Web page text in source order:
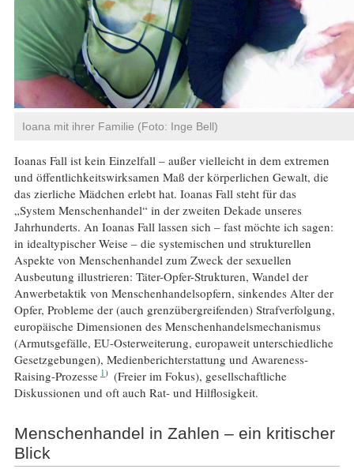
Ioana mit ihrer Familie (Foto: Inge Bell)
Ioanas Fall ist kein Einzelfall – außer vielleicht in dem extremen
und öffentlichkeitswirksamen Maß der körperlichen Gewalt, die
das zierliche Mädchen erlebt hat. Ioanas Fall steht für das
„System Menschenhandel“ in der zweiten Dekade unseres
Jahrhunderts. An Ioanas Fall lassen sich – fast möchte ich sagen:
in idealtypischer Weise – die systemischen und strukturellen
Aspekte von Menschenhandel zum Zweck der sexuellen
Ausbeutung illustrieren: Täter-Opfer-Strukturen, Wandel der
Anwerbetaktik von Menschenhandelsopfern, sinkendes Alter der
Opfer, Probleme der (auch grenzübergreifenden) Strafverfolgung,
europäische Dimensionen des Menschenhandelsmechanismus
(Armutsgefälle, EU-Osterweiterung, europaweit unterschiedliche
Gesetzgebungen), Medienberichterstattung und Awareness-
Raising-Prozesse 1
(Freier im Fokus), gesellschaftliche
Diskussionen und oft auch Rat- und Hilflosigkeit.
Menschenhandel in Zahlen – ein kritischer
Blick